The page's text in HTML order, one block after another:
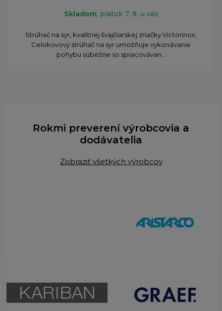
Skladom, piatok 7. 8. u vás
Strúhač na syr, kvalitnej švajčiarskej značky Victorinox.
Celokovový strúhač na syr umožňuje vykonávanie
pohybu súbežne so spracovávan...
Rokmi preverení výrobcovia a
dodávatelia
Zobraziť všetkých výrobcov